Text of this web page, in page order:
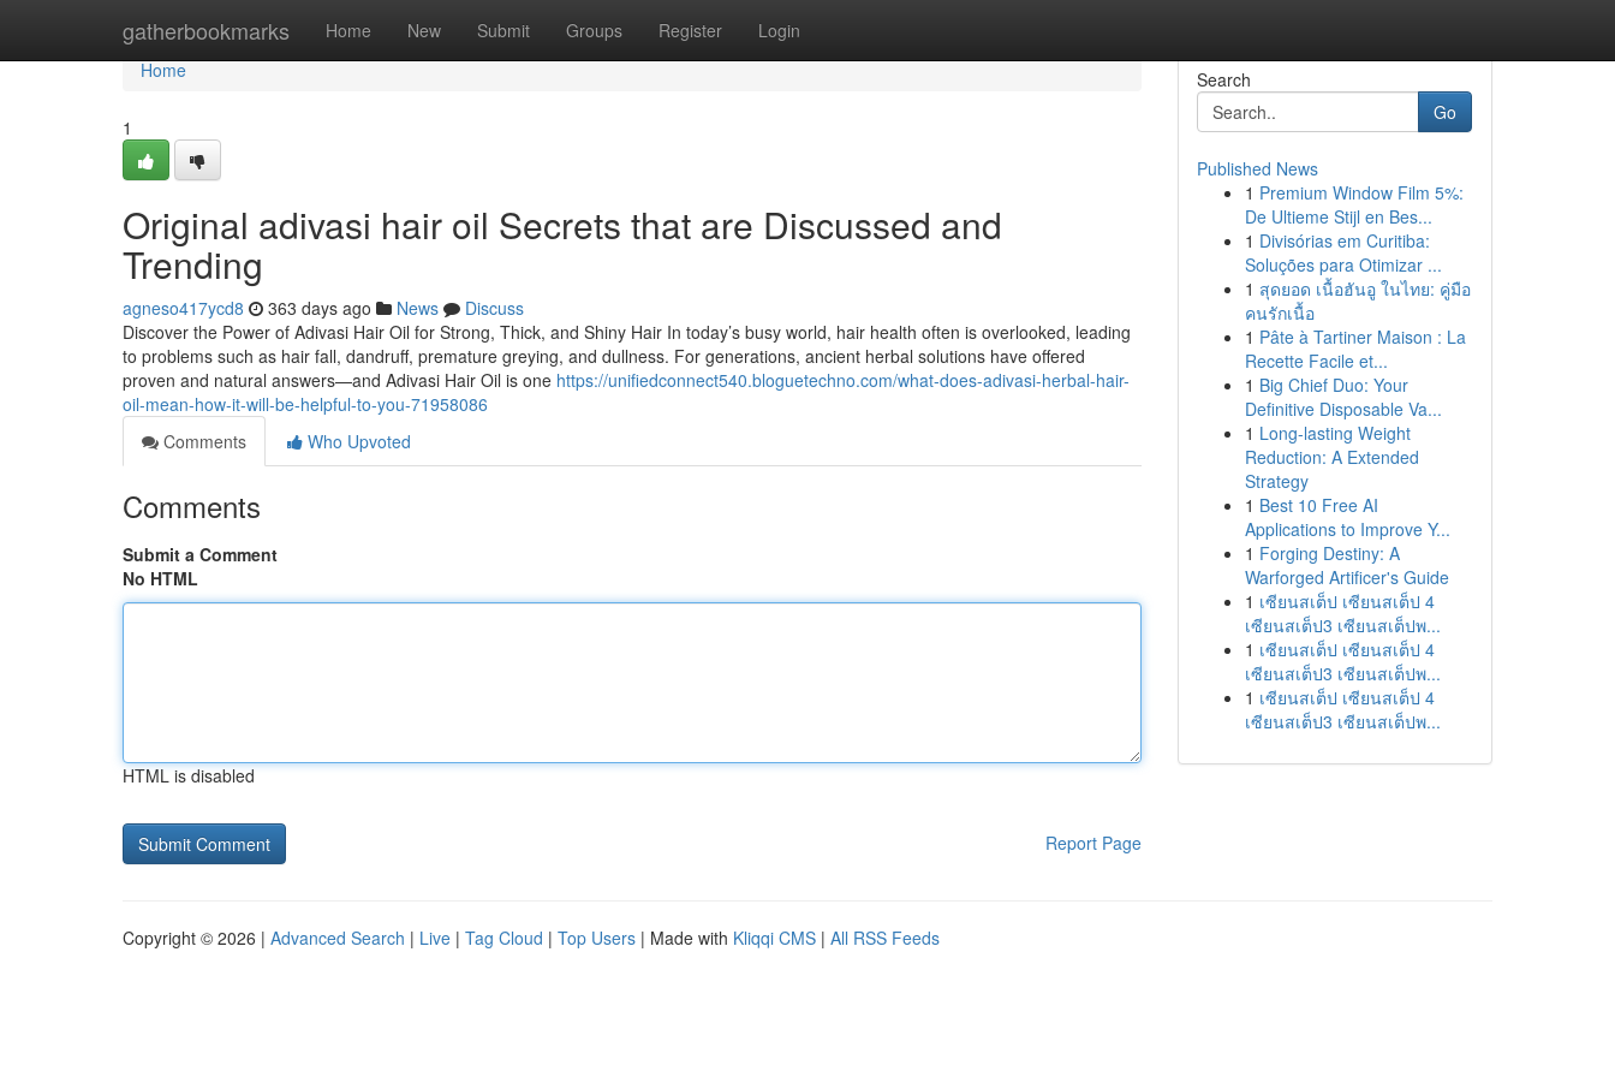
gatherbookmarks Home New Submit Groups Register Login
Home
Home
1
Original adivasi hair oil Secrets that are Discussed and
Trending
agneso417ycd8 363 days ago News
Discuss
Discover the Power of Adivasi Hair Oil for Strong, Thick, and Shiny Hair In today’s busy world, hair health often is overlooked, leading
to problems such as hair fall, dandruff, premature greying, and dullness. For generations, ancient herbal solutions have offered
proven and natural answers—and Adivasi Hair Oil is one https://unifiedconnect540.bloguetechno.com/what-does-adivasi-herbal-hair-
oil-mean-how-it-will-be-helpful-to-you-71958086
Comments
Who Upvoted
Comments
Submit a Comment
No HTML
HTML is disabled
Report Page
Search
Go
Published News
1 Premium Window Film 5%:
De Ultieme Stijl en Bes...
1 Divisórias em Curitiba:
Soluções para Otimizar ...
1 สุดยอด เนื้อฮันอู ในไทย: คู่มือ
คนรักเนื้อ
1 Pâte à Tartiner Maison : La
Recette Facile et...
1 Big Chief Duo: Your
Definitive Disposable Va...
1 Long-lasting Weight
Reduction: A Extended
Strategy
1 Best 10 Free AI
Applications to Improve Y...
1 Forging Destiny: A
Warforged Artificer's Guide
1 เซียนสเต็ป เซียนสเต็ป 4
เซียนสเต็ป3 เซียนสเต็ปพ...
1 เซียนสเต็ป เซียนสเต็ป 4
เซียนสเต็ป3 เซียนสเต็ปพ...
1 เซียนสเต็ป เซียนสเต็ป 4
เซียนสเต็ป3 เซียนสเต็ปพ...
Copyright © 2026 | Advanced Search | Live | Tag Cloud | Top Users | Made with Kliqqi CMS | All RSS Feeds